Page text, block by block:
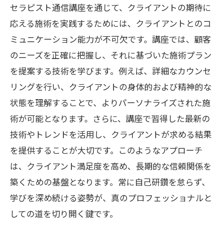
セラピスト通信講座を通じて、クライアントの期待に
応える施術を実践するためには、クライアントとのコ
ミュニケーション能力が不可欠です。講座では、顧客
のニーズを正確に把握し、それに基づいた施術プラン
を提案する技術を学びます。例えば、詳細なカウンセ
リングを行い、クライアントの身体的および精神的な
状態を理解することで、よりパーソナライズされた施
術が可能となります。さらに、講座で習得した最新の
技術やトレンドを活用し、クライアントが求める結果
を提供することが大切です。このようなアプローチ
は、クライアント満足度を高め、長期的な信頼関係を
築くための基盤となります。常に自己研鑽を怠らず、
学びを深め続ける姿勢が、真のプロフェッショナルと
しての道を切り開く鍵です。